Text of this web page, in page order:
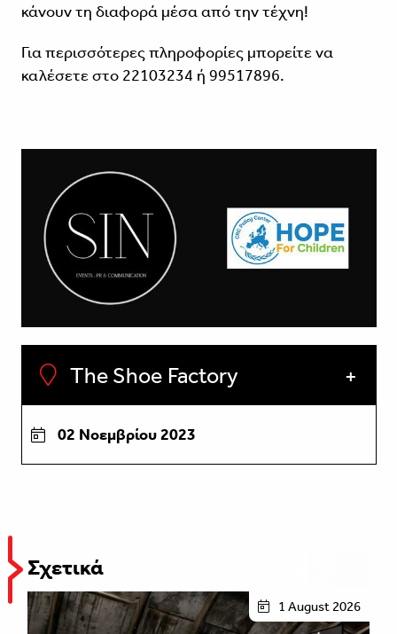
κάνουν τη διαφορά μέσα από την τέχνη!
Για περισσότερες πληροφορίες μπορείτε να
καλέσετε στο 22103234 ή 99517896.
The Shoe Factory
02 Νοεμβρίου 2023
Σχετικά
1 August 2026